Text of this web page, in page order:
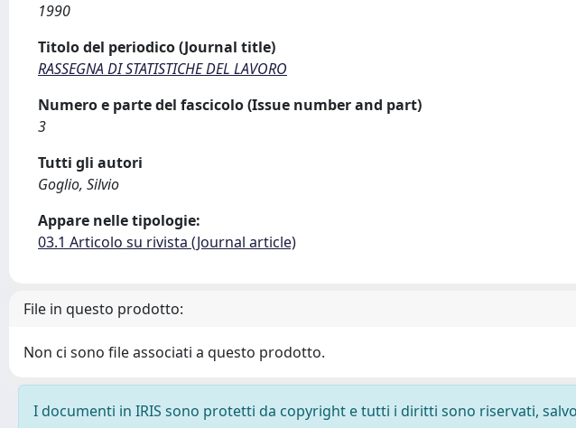
1990
Titolo del periodico (Journal title)
RASSEGNA DI STATISTICHE DEL LAVORO
Numero e parte del fascicolo (Issue number and part)
3
Tutti gli autori
Goglio, Silvio
Appare nelle tipologie:
03.1 Articolo su rivista (Journal article)
File in questo prodotto:
Non ci sono file associati a questo prodotto.
I documenti in IRIS sono protetti da copyright e tutti i diritti sono riservati,